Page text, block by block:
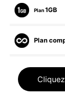
Plan1GB
Plan